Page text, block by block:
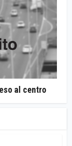
al centro